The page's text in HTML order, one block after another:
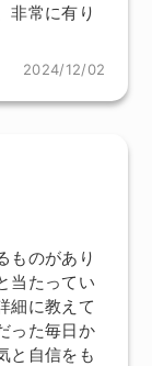
非常に有り
2024/12/02
ものがあり
当たってい
細に教えて
った毎日か
と自信をも